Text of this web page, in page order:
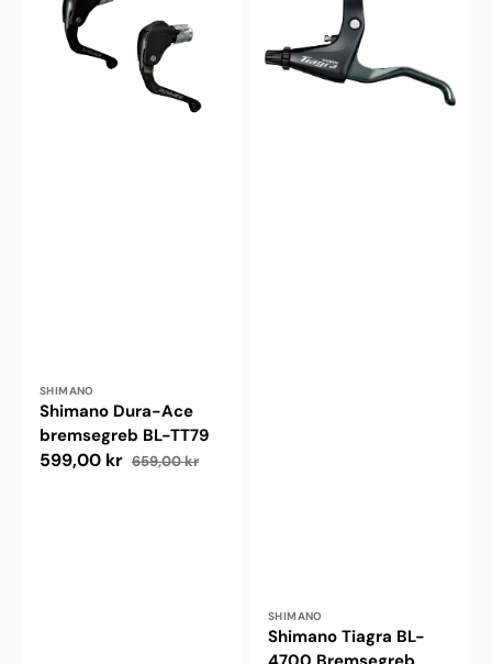
bremsegreb
Forhandler:
SHIMANO
Shimano Dura-Ace
bremsegreb BL-TT79
Udsalgspris
599,00 kr Normalpris
659,00 kr
Bremsegreb
Forhandler:
SHIMANO
Shimano Tiagra BL-